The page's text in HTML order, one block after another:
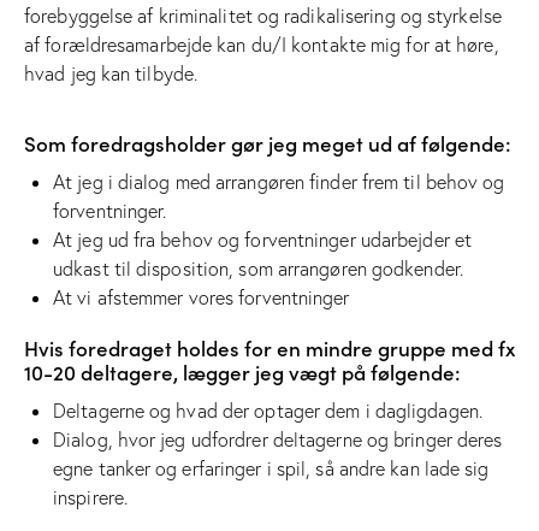
forebyggelse afkriminalitet og radikalisering og styrkelse
afforældresamarbejde kan du/I kontakte mig for at høre,
hvad jeg kan tilbyde.
Som foredragsholder gør jeg meget ud af følgende:
At jeg i dialog med arrangøren finder frem til behov og
forventninger.
At jeg ud fra behov og forventninger udarbejder et
udkast til disposition, som arrangøren godkender.
At vi afstemmer vores forventninger
Hvis foredraget holdes for en mindre gruppe med fx
10-20 deltagere, lægger jeg vægt på følgende:
Deltagerne og hvad der optager dem i dagligdagen.
Dialog, hvor jeg udfordrer deltagerne og bringer deres
egne tanker og erfaringer i spil, så andre kan lade sig
inspirere.